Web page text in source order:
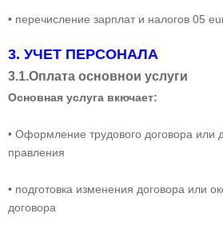
• перечисление зарплат и налогов 05
3. УЧЕТ ПЕРСОНАЛА
3.1.Оплата основнои услуги
Основная услуга вкючает:
• Оформление трудового договора или
правления
• подготовка изменения договора или
договора